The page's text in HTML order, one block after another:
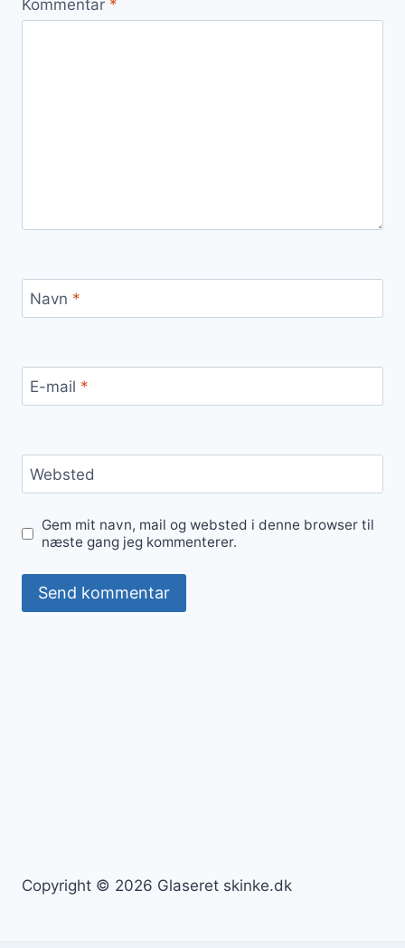
Kommentar *
Navn *
E-mail *
Websted
Gem mit navn, mail og websted i denne browser til
næste gang jeg kommenterer.
Copyright © 2026 Glaseret skinke.dk